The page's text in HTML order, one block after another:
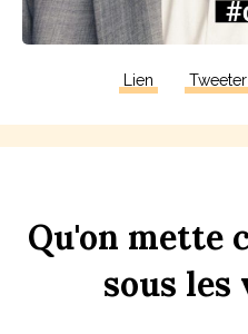
Lien Tweeter
Qu'on mette
sous les